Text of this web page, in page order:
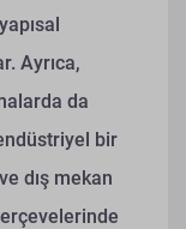
Ayrıca,
da
bir
dış mekan